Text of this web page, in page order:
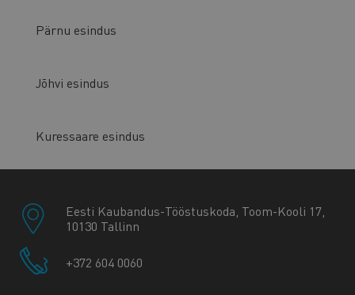
Pärnu esindus
Jõhvi esindus
Kuressaare esindus
Eesti Kaubandus-Tööstuskoda, Toom-Kooli 17,
10130 Tallinn
+372 604 0060